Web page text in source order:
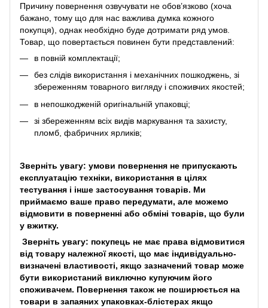
Причину повернення озвучувати не обов’язково (хоча
бажано, тому що для нас важлива думка кожного
покупця), однак необхідно буде дотримати ряд умов.
Товар, що повертається повинен бути представлений:
в повній комплектації;
без слідів використання і механічних пошкоджень, зі
збереженням товарного вигляду і споживчих якостей;
в непошкодженій оригінальній упаковці;
зі збереженням всіх видів маркування та захисту,
пломб, фабричних ярликів;
Зверніть увагу: умови повернення не припускають
експлуатацію техніки, використання в цілях
тестування і інше застосування товарів. Ми
приймаємо ваше право передумати, але можемо
відмовити в поверненні або обміні товарів, що були
у вжитку.
Зверніть увагу: покупець не має права відмовитися
від товару належної якості, що має індивідуально-
визначені властивості, якщо зазначений товар може
бути використаний виключно купуючим його
споживачем. Повернення також не поширюється на
товари в запаяних упаковках-блістерах якщо